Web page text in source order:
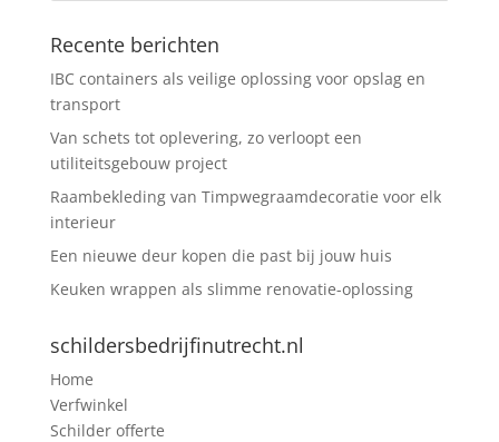
Recente berichten
IBC containers als veilige oplossing voor opslag en
transport
Van schets tot oplevering, zo verloopt een
utiliteitsgebouw project
Raambekleding van Timpwegraamdecoratie voor elk
interieur
Een nieuwe deur kopen die past bij jouw huis
Keuken wrappen als slimme renovatie-oplossing
schildersbedrijfinutrecht.nl
Home
Verfwinkel
Schilder offerte